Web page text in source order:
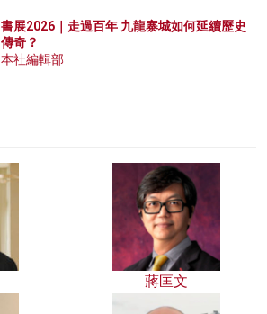
書展2026｜走過百年 九龍寨城如何延續歷史
傳奇？
本社編輯部
蔣匡文